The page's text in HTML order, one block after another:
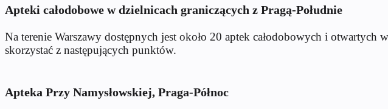
Apteki całodobowe w dzielnicach graniczących z Pragą-Południe
Na terenie Warszawy dostępnych jest około 20 aptek całodobowych i
skorzystać z następujących punktów.
Apteka Przy Namysłowskiej, Praga-Północ